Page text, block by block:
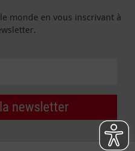
monde en vous inscrivant à
newsletter